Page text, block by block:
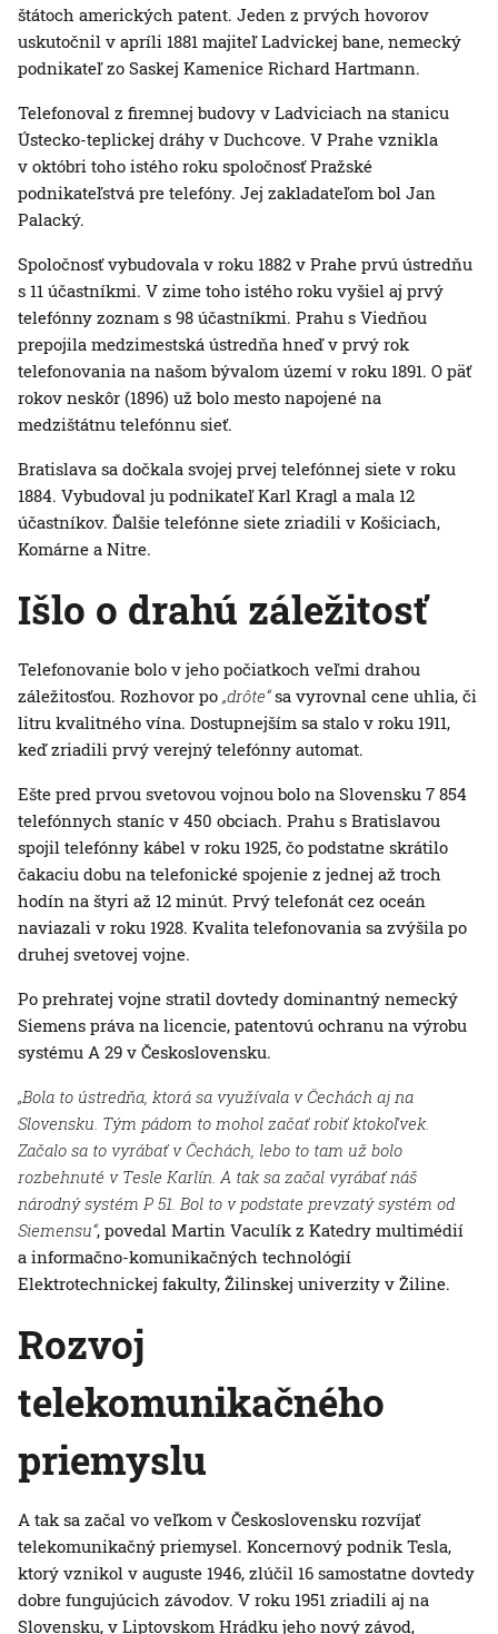
štátoch amerických patent. Jeden z prvých hovorov
uskutočnil v apríli 1881 majiteľ Ladvickej bane, nemecký
podnikateľ zo Saskej Kamenice Richard Hartmann.
Telefonoval z firemnej budovy v Ladviciach na stanicu
Ústecko-teplickej dráhy v Duchcove. V Prahe vznikla
v októbri toho istého roku spoločnosť Pražské
podnikateľstvá pre telefóny. Jej zakladateľom bol Jan
Palacký.
Spoločnosť vybudovala v roku 1882 v Prahe prvú ústredňu
s 11 účastníkmi. V zime toho istého roku vyšiel aj prvý
telefónny zoznam s 98 účastníkmi. Prahu s Viedňou
prepojila medzimestská ústredňa hneď v prvý rok
telefonovania na našom bývalom území v roku 1891. O päť
rokov neskôr (1896) už bolo mesto napojené na
medzištátnu telefónnu sieť.
Bratislava sa dočkala svojej prvej telefónnej siete v roku
1884. Vybudoval ju podnikateľ Karl Kragl a mala 12
účastníkov. Ďalšie telefónne siete zriadili v Košiciach,
Komárne a Nitre.
Išlo o drahú záležitosť
Telefonovanie bolo v jeho počiatkoch veľmi drahou
záležitosťou. Rozhovor po „drôte“sa vyrovnal cene uhlia, či
litru kvalitného vína. Dostupnejším sa stalo v roku 1911,
keď zriadili prvý verejný telefónny automat.
Ešte pred prvou svetovou vojnou bolo na Slovensku 7 854
telefónnych staníc v 450 obciach. Prahu s Bratislavou
spojil telefónny kábel v roku 1925, čo podstatne skrátilo
čakaciu dobu na telefonické spojenie z jednej až troch
hodín na štyri až 12 minút. Prvý telefonát cez oceán
naviazali v roku 1928. Kvalita telefonovania sa zvýšila po
druhej svetovej vojne.
Po prehratej vojne stratil dovtedy dominantný nemecký
Siemens práva na licencie, patentovú ochranu na výrobu
systému A 29 v Československu.
„Bola to ústredňa, ktorá sa využívala v Čechách aj na
Slovensku. Tým pádom to mohol začať robiť ktokoľvek.
Začalo sa to vyrábať v Čechách, lebo to tam už bolo
rozbehnuté v Tesle Karlín. A tak sa začal vyrábať náš
národný systém P 51. Bol to v podstate prevzatý systém od
Siemensu“, povedal Martin Vaculík z Katedry multimédií
a informačno-komunikačných technológií
Elektrotechnickej fakulty, Žilinskej univerzity v Žiline.
Rozvoj
telekomunikačného
priemyslu
A tak sa začal vo veľkom v Československu rozvíjať
telekomunikačný priemysel. Koncernový podnik Tesla,
ktorý vznikol v auguste 1946, zlúčil 16 samostatne dovtedy
dobre fungujúcich závodov. V roku 1951 zriadili aj na
Slovensku, v Liptovskom Hrádku jeho nový závod,